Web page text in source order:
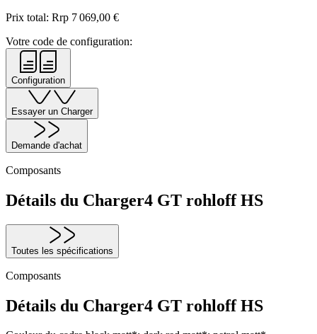
Prix total: Rrp 7 069,00 €
Votre code de configuration:
Configuration
Essayer un Charger
Demande d'achat
Composants
Détails du Charger4 GT rohloff HS
Toutes les spécifications
Composants
Détails du Charger4 GT rohloff HS